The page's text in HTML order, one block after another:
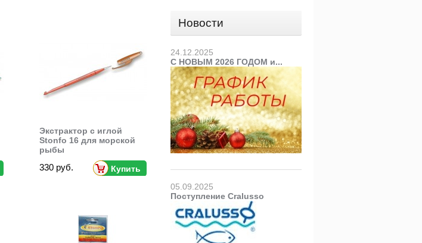
Экстрактор с иглой
Stonfo 16 для морской
рыбы
330 руб. Купить
Новости
24.12.2025
С НОВЫМ 2026 ГОДОМ и...
05.09.2025
Поступление Cralusso